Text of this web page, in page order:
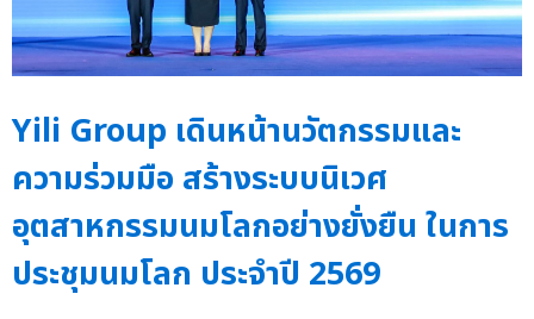
Yili Group เดินหน้านวัตกรรมและ
ความร่วมมือ สร้างระบบนิเวศ
อุตสาหกรรมนมโลกอย่างยั่งยืน ในการ
ประชุมนมโลก ประจำปี 2569